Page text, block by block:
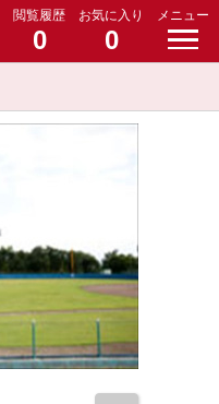
閲覧履歴
0
お気に入り
0
メニュー